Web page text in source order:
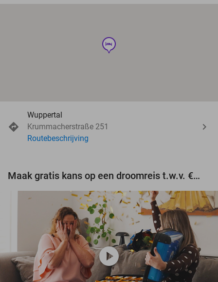
hotel
Wuppertal
Krummacherstraße 251
Routebeschrijving
Maak gratis kans op een droomreis t.w.v. €3.000!
play_circle